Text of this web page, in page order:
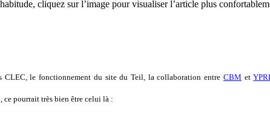
https://blog.yprema.fr/wp-content/uploads/2016/05/logo-yprema-1.png